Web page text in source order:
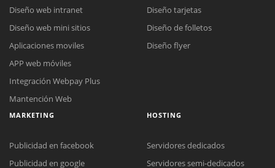
Diseño web intranet
Diseño web mini sitios
Aplicaciones moviles
APP web móviles
Integración Webpay Plus
Mantención Web
Diseño tarjetas
Diseño de folletos
Diseño flyer
MARKETING
Publicidad en facebook
Publicidad en google
HOSTING
Servidores dedicados
Servidores semi-dedicados